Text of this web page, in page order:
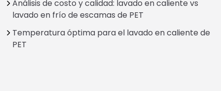
Análisis de costo y calidad: lavado en caliente vs
lavado en frío de escamas de PET
Temperatura óptima para el lavado en caliente de
PET